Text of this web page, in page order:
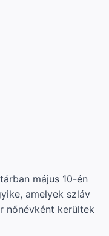
május 10-én
amelyek szláv
nőnévként kerültek